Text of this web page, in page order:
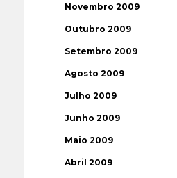
Novembro 2009
Outubro 2009
Setembro 2009
Agosto 2009
Julho 2009
Junho 2009
Maio 2009
Abril 2009